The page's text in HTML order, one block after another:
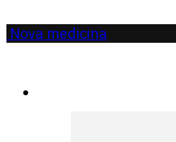
Nova medicina